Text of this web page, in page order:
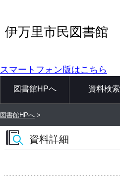
伊万里市民図書館
スマートフォン版はこちら
図書館HPへ 資料検索
図書館HPへ >
資料詳細